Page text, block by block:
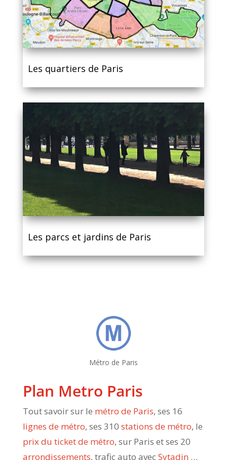
Les quartiers de Paris
Les parcs et jardins de Paris
Métro de Paris
Plan Metro Paris
Tout savoir sur le métro de Paris, ses 16
lignes de métro, ses 310 stations de métro, le
prix du ticket de métro, sur Paris et ses 20
arrondissements, trafic auto avec Sytadin …